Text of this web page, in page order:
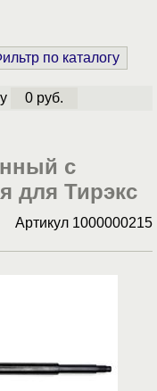
по каталогу
0 руб.
с
для Тирэкс
Артикул 1000000215